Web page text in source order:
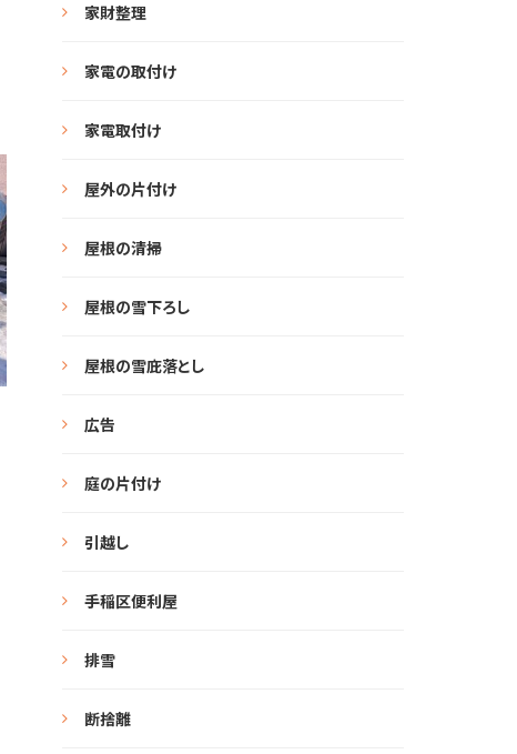
家財整理
家電の取付け
家電取付け
屋外の片付け
屋根の清掃
屋根の雪下ろし
屋根の雪庇落とし
広告
庭の片付け
引越し
手稲区便利屋
排雪
断捨離